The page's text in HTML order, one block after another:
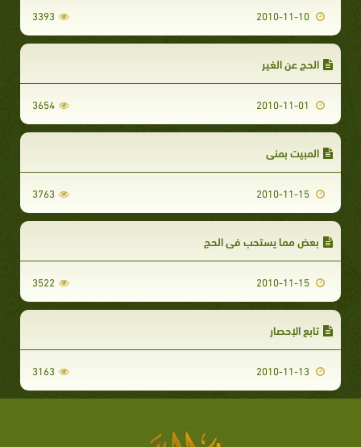
3393
الحج عن الغير
3654
المبيت بمنى
3763
بعض مما يستحب في الحج
3522
تابع الإحصار
3163